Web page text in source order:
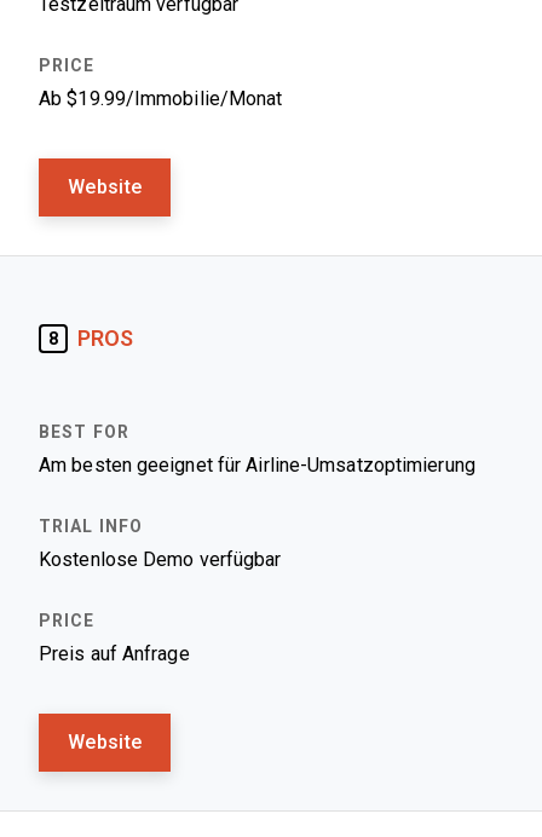
Testzeitraum verfügbar
Ab $19.99/Immobilie/Monat
Website
8 PROS
Am besten geeignet für Airline-Umsatzoptimierung
Kostenlose Demo verfügbar
Preis auf Anfrage
Website